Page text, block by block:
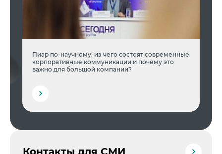
Пиар по-научному: из чего состоят современные
корпоративные коммуникации и почему это
важно для большой компании?
Контакты для СМИ